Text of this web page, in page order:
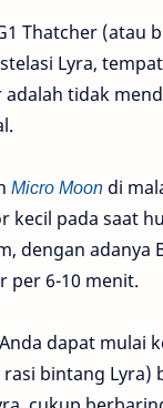
Thatcher (atau
Lyra,
tidak
Micro Moon di
pada saat
dengan adanya
per 6-10 menit.
dapat mulai
bintang